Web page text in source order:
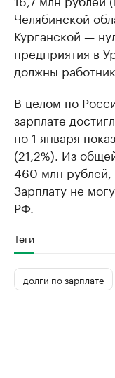
Челябинской
Курганской —
предприятия в
должны
В целом по
зарплате
по 1 января
(21,2%). Из
460 млн рублей,
Зарплату не
РФ.
Теги
долги по зарплате